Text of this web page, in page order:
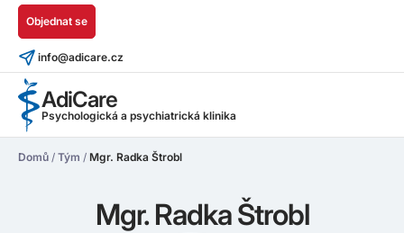
AdiCare
Psychologická a psychiatrická klinika
Objednat se
info@adicare.cz
Domů / Tým / Mgr. Radka Štrobl
Mgr. Radka Štrobl